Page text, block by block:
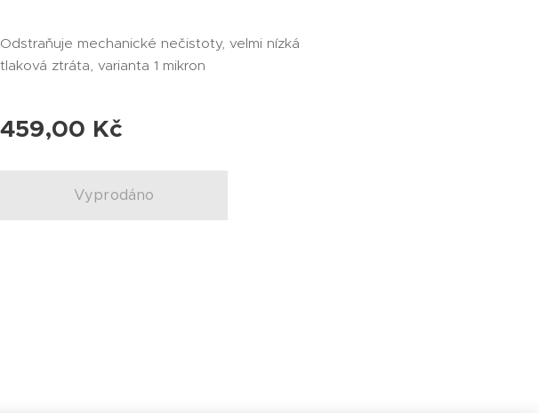
Odstraňuje mechanické nečistoty, velmi nízká
tlaková ztráta, varianta 1 mikron
459,00 Kč
Vyprodáno